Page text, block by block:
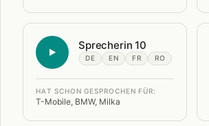
Sprecherin 10
DE EN FR RO
HAT SCHON GESPROCHEN FÜR:
T-Mobile, BMW, Milka